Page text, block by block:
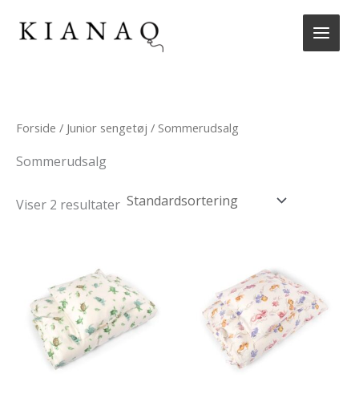
Forside / Junior sengetøj / Sommerudsalg
Sommerudsalg
Viser 2 resultater